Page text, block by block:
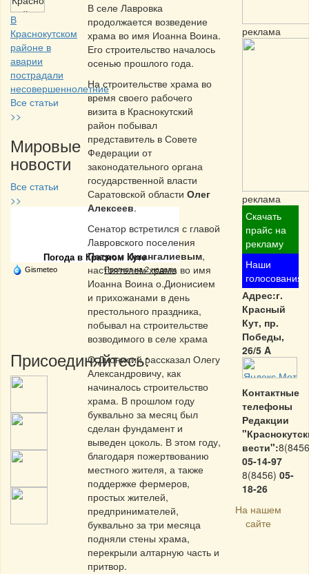
В
Краснокутском
районе в
аварии
пострадали
несовершеннолетние
Все статьи
>>
Мировые
новости
Все статьи
>>
Частная реклама
Погода в Красном Куте
Gismeteo Прогноз на 2 недели
Присоединяйтесь:
В селе Лавровка
продолжается возведение
храма во имя Иоанна Воина.
Его строительство началось
осенью прошлого года.
На строительстве храма во
время своего рабочего
визита в Краснокутский
район побывал
представитель в Совете
Федерации от
законодательного органа
государственной власти
Саратовской области Олег
Алексеев.
Сенатор встретился с главой
Лавровского поселения
Петром Ишангалиевым,
настоятелем храма во имя
Иоанна Воина о.Дионисием
и прихожанами в день
престольного праздника,
побывал на строительстве
возводимого в селе храма
О.Дионисий рассказал Олегу
Александровичу, как
начиналось строительство
храма. В прошлом году
буквально за месяц был
сделан фундамент и
выведен цоколь. В этом году,
благодаря пожертвованию
местного жителя, а также
поддержке фермеров,
простых жителей,
предпринимателей,
буквально за три месяца
подняли стены храма,
перекрыли алтарную часть и
притвор.
реклама
реклама
Скачать
прайс на
рекламу
Наши
голосования
Адрес:г.
Красный
Кут, пр.
Победы,
26/5 A
Контактные
телефоны
Редакции
вести":
05-14-97
8(8456) 05-
18-26
На нашем
сайте